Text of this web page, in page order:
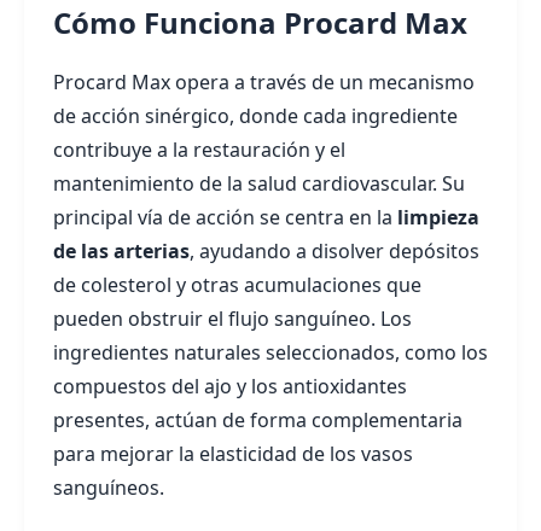
Cómo Funciona Procard Max
Procard Max opera a través de un mecanismo
de acción sinérgico, donde cada ingrediente
contribuye a la restauración y el
mantenimiento de la salud cardiovascular. Su
principal vía de acción se centra en la limpieza
de las arterias, ayudando a disolver depósitos
de colesterol y otras acumulaciones que
pueden obstruir el flujo sanguíneo. Los
ingredientes naturales seleccionados, como los
compuestos del ajo y los antioxidantes
presentes, actúan de forma complementaria
para mejorar la elasticidad de los vasos
sanguíneos.